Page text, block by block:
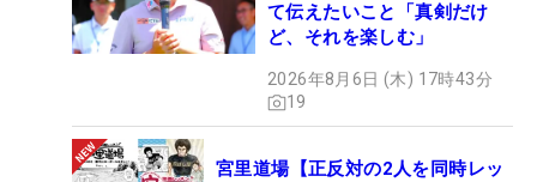
て伝えたいこと「真剣だけ
ど、それを楽しむ」
2026年8月6日 (木) 17時43分
19
宮里道場【正反対の2人を同時レッ